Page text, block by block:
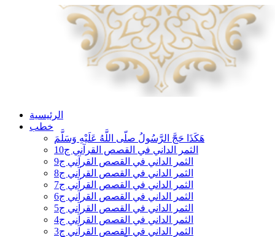
الرئيسية
خطب
هَكَذَا حَجَّ الرَّسُولُ صلّى اللَّهُ عَلَيْهِ وَسَلَّمَ
الثمر الداني في القصص القرآني ج10
الثمر الداني في القصص القرآني ج9
الثمر الداني في القصص القرآني ج8
الثمر الداني في القصص القرآني ج7
الثمر الداني في القصص القرآني ج6
الثمر الداني في القصص القرآني ج5
الثمر الداني في القصص القرآني ج4
الثمر الداني في القصص القرآني ج3